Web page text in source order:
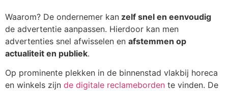
Waarom? De ondernemer kan zelf snel en eenvoudig
de advertentie aanpassen. Hierdoor kan men
advertenties snel afwisselen en afstemmen op
actualiteit en publiek.
Op prominente plekken in de binnenstad vlakbij horeca
en winkels zijn de digitale reclameborden te vinden. De